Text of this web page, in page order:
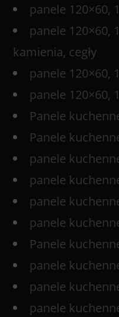
panele 120×60,
panele 120×60,
kamienia, cegły
panele 120×60,
panele 120×60,
Panele
Panele
panele
panele
panele
panele
Panele
panele
panele
panele